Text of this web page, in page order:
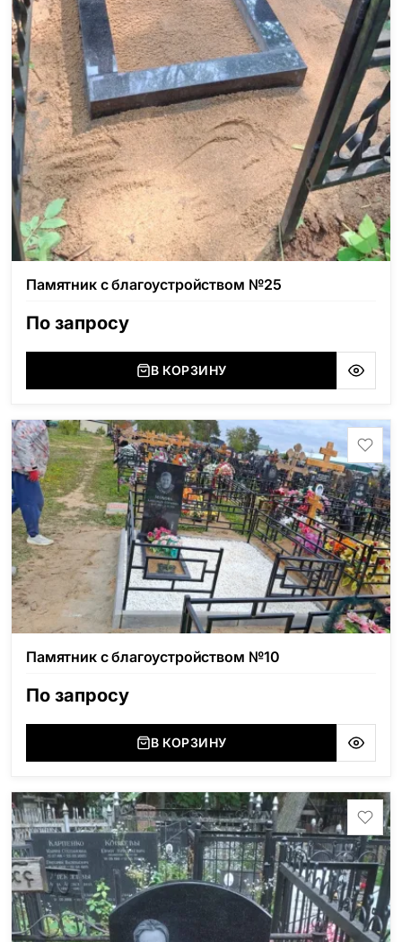
Памятник с благоустройством №25
По запросу
В КОРЗИНУ
Памятник с благоустройством №10
По запросу
В КОРЗИНУ